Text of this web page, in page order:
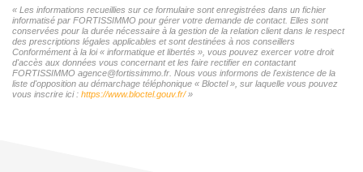
« Les informations recueillies sur ce formulaire sont enregistrées dans un fichier
informatisé par FORTISSIMMO pour gérer votre demande de contact. Elles sont
conservées pour la durée nécessaire à la gestion de la relation client dans le respect
des prescriptions légales applicables et sont destinées à nos conseillers
Conformément à la loi « informatique et libertés », vous pouvez exercer votre droit
d'accès aux données vous concernant et les faire rectifier en contactant
FORTISSIMMO agence@fortissimmo.fr. Nous vous informons de l'existence de la
liste d'opposition au démarchage téléphonique « Bloctel », sur laquelle vous pouvez
vous inscrire ici : https://www.bloctel.gouv.fr/»